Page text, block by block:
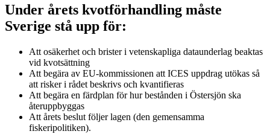
Under årets kvotförhandling måste
Sverige stå upp för:
Att osäkerhet och brister i vetenskapliga dataunderlag beaktas
vid kvotsättning
Att begära av EU-kommissionen att ICES uppdrag utökas så
att risker i rådet beskrivs och kvantifieras
Att begära en färdplan för hur bestånden i Östersjön ska
återuppbyggas
Att årets beslut följer lagen (den gemensamma
fiskeripolitiken).